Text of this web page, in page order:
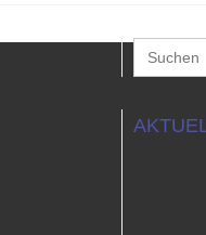
Search
for: